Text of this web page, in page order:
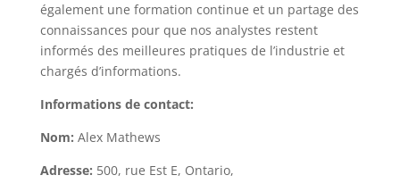
également une formation continue et un partage des
connaissances pour que nos analystes restent
informés des meilleures pratiques de l’industrie et
chargés d’informations.
Informations de contact:
Nom: Alex Mathews
Adresse: 500, rue Est E, Ontario,